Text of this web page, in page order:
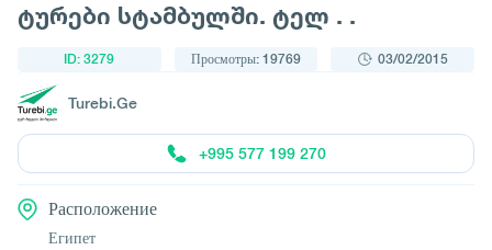
ტურები სტამბულში. ტელ . .
ID: 3279 Просмотры: 19769 03/02/2015
Turebi.Ge
+995 577 199 270
Расположение
Египет